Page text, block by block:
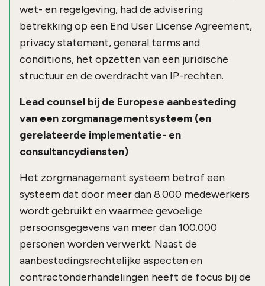
wet- en regelgeving, had de advisering
betrekking op een End User License Agreement,
privacy statement, general terms and
conditions, het opzetten van een juridische
structuur en de overdracht van IP-rechten.
Lead counsel bij de Europese aanbesteding
van een zorgmanagementsysteem (en
gerelateerde implementatie- en
consultancydiensten)
Het zorgmanagement systeem betrof een
systeem dat door meer dan 8.000 medewerkers
wordt gebruikt en waarmee gevoelige
persoonsgegevens van meer dan 100.000
personen worden verwerkt. Naast de
aanbestedingsrechtelijke aspecten en
contractonderhandelingen heeft de focus bij de